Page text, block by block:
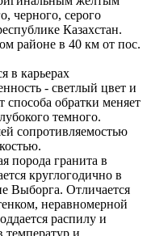
черного, серого
Казахстан.
районе в 40 км от пос.
в карьерах
- светлый цвет и
способа обратки меняет
темного.
сопротивляемостью
порода гранита в
круглогодично в
Выборга. Отличается
неравномерной
распилу и
температур и